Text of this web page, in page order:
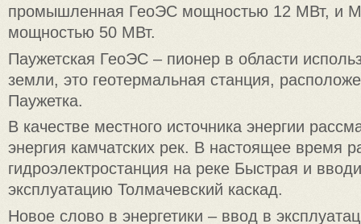
промышленная ГеоЭС мощностью 12 МВт, и
мощностью 50 МВт.
Паужетская ГеоЭС – пионер в области
земли, это геотермальная станция,
Паужетка.
В качестве местного источника энергии
энергия камчатских рек. В настоящее время
гидроэлектростанция на реке Быстрая и
эксплуатацию Толмачевский каскад.
Новое слово в энергетики – ввод в